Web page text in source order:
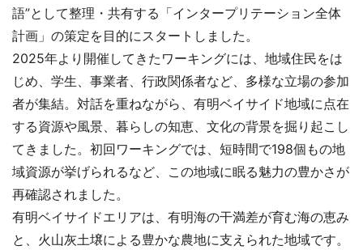
語”として整理・共有する「インタープリテーション全体
計画」の策定を目的にスタートしました。
2025年より開催してきたワーキングには、地域住民をは
じめ、学生、事業者、行政関係者など、多様な立場の参加
者が集結。対話を重ねながら、有明ベイサイド地域に点在
する資源や風景、暮らしの知恵、文化の背景を掘り起こし
てきました。初回ワーキングでは、短時間で198個もの地
域資源が挙げられるなど、この地域に眠る魅力の豊かさが
再確認されました。
有明ベイサイドエリアは、有明海の干満差が育む海の恵み
と、火山灰土壌による豊かな農地に支えられた地域です。